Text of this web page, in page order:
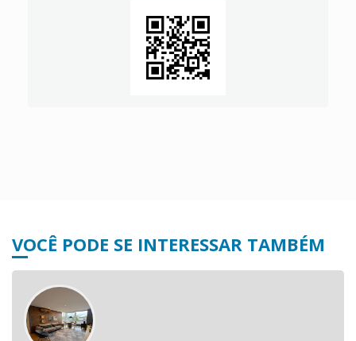
VOCÊ PODE SE INTERESSAR TAMBÉM